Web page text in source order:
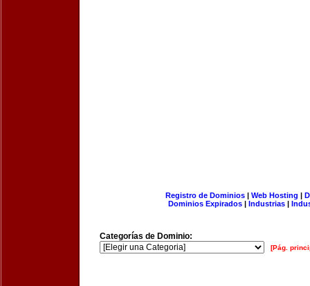
Registro de Dominios| Web Hosting |
Dominios Expirados | Industrias |
Categorías de Dominio:
[Pág.